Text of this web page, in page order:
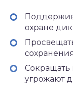
охране
Сокращать
угрожают